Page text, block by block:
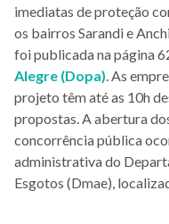
imediatas de proteção
os bairros Sarandi e
foi publicada na página
Alegre (Dopa). As
projeto têm até as 10h
propostas. A abertura
concorrência pública
administrativa do
Esgotos (Dmae),